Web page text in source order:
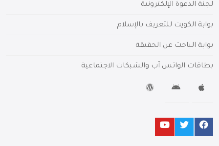
لجنة الدعوة الإلكترونية
بوابة الكويت للتعريف بالإسلام
بوابة الباحث عن الحقيقة
بطاقات الواتس آب والشبكات الاجتماعية